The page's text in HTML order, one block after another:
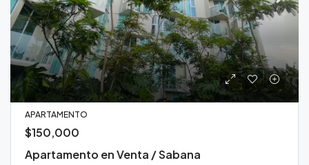
APARTAMENTO
$150,000
Apartamento en Venta / Sabana